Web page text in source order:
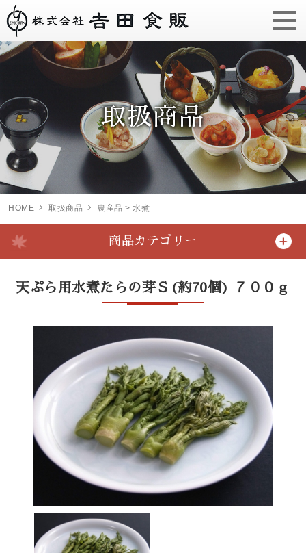
取扱商品
HOME 取扱商品 農産品 > 水煮
商品カテゴリー
天ぷら用水煮たらの芽Ｓ(約70個) ７００ｇ